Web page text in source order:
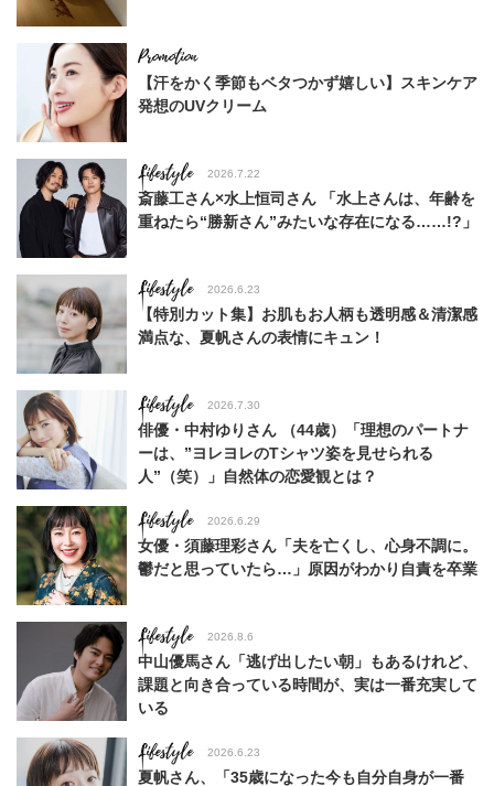
【汗をかく季節もベタつかず嬉しい】スキンケア
発想のUVクリーム
Lifestyle 2026.7.22
斎藤工さん×水上恒司さん 「水上さんは、年齢を
重ねたら“勝新さん”みたいな存在になる……!?」
Lifestyle 2026.6.23
【特別カット集】お肌もお人柄も透明感＆清潔感
満点な、夏帆さんの表情にキュン！
Lifestyle 2026.7.30
俳優・中村ゆりさん （44歳）「理想のパートナ
ーは、”ヨレヨレのTシャツ姿を見せられる
人”（笑）」自然体の恋愛観とは？
Lifestyle 2026.6.29
女優・須藤理彩さん「夫を亡くし、心身不調に。
鬱だと思っていたら…」原因がわかり自責を卒業
Lifestyle 2026.8.6
中山優馬さん「逃げ出したい朝」もあるけれど、
課題と向き合っている時間が、実は一番充実して
いる
Lifestyle 2026.6.23
夏帆さん、「35歳になった今も自分自身が一番